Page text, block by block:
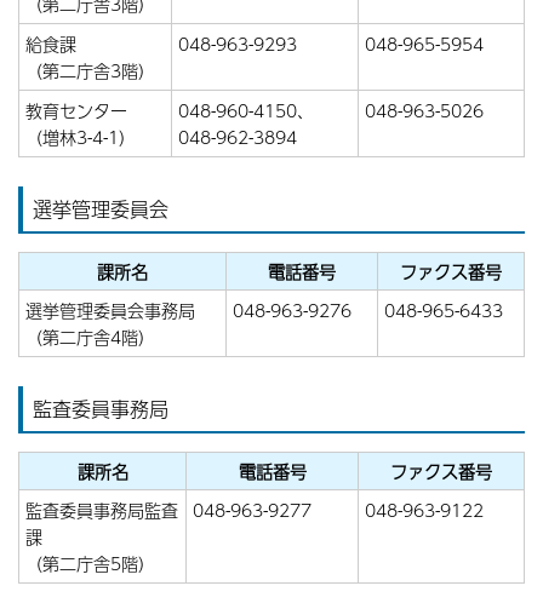
給食課
（第二庁舎3階）
048-963-9293 048-965-5954
教育センター
（増林3-4-1）
048-960-4150、
048-962-3894
048-963-5026
選挙管理委員会
課所名 電話番号
ファクス番号
選挙管理委員会事務局
（第二庁舎4階）
048-963-9276 048-965-6433
監査委員事務局
課所名 電話番号
ファクス番号
監査委員事務局監査
課
（第二庁舎5階）
048-963-9277 048-963-9122